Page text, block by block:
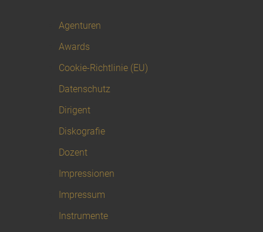
Agenturen
Awards
Cookie-Richtlinie (EU)
Datenschutz
Dirigent
Diskografie
Dozent
Impressionen
Impressum
Instrumente